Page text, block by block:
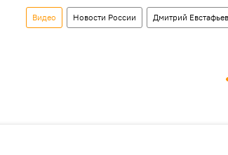
Видео Новости России Дмитрий Евстафьев